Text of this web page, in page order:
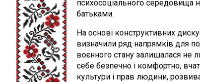
психосоціального середовища
батьками.
На основі конструктивних
визначили ряд напрямків для
воєнного стану залишалася не
себе безпечно і комфортно,
культури і прав людини,